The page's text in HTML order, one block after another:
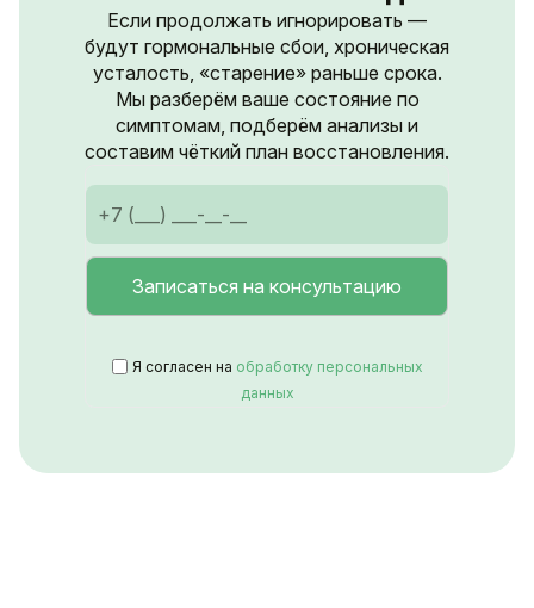
Если продолжать игнорировать —
будут гормональные сбои, хроническая
усталость, «старение» раньше срока.
Мы разберём ваше состояние по
симптомам, подберём анализы и
составим чёткий план восстановления.
Я согласен на обработку персональных
данных